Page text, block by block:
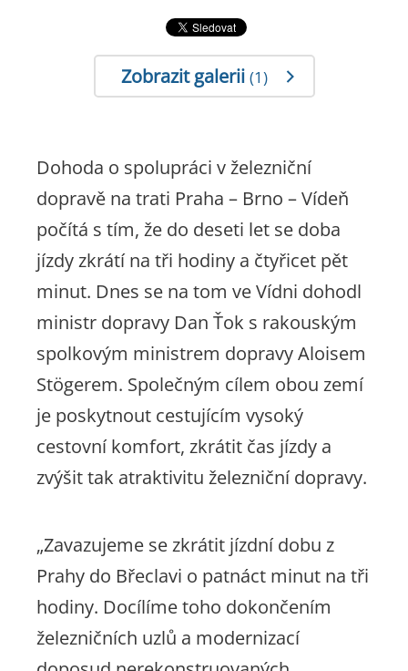
Zobrazit galerii (1)
Dohoda o spolupráci v železniční
dopravě na trati Praha – Brno – Vídeň
počítá s tím, že do deseti let se doba
jízdy zkrátí na tři hodiny a čtyřicet pět
minut. Dnes se na tom ve Vídni dohodl
ministr dopravy Dan Ťok s rakouským
spolkovým ministrem dopravy Aloisem
Stögerem. Společným cílem obou zemí
je poskytnout cestujícím vysoký
cestovní komfort, zkrátit čas jízdy a
zvýšit tak atraktivitu železniční dopravy.
„Zavazujeme se zkrátit jízdní dobu z
Prahy do Břeclavi o patnáct minut na tři
hodiny. Docílíme toho dokončením
železničních uzlů a modernizací